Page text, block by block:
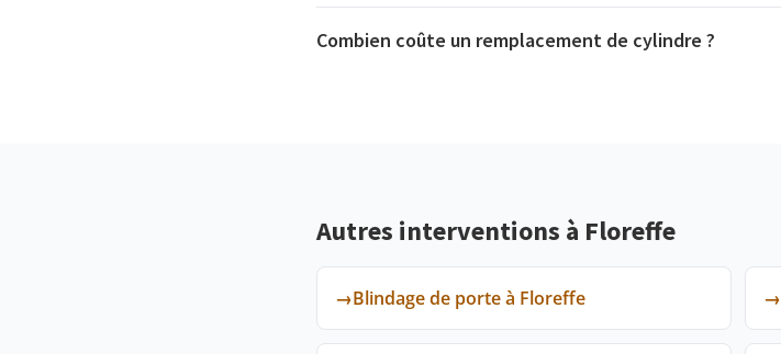
Combien coûte un remplacement de cylindre ?
Autres interventions à Floreffe
→Blindage de porte à Floreffe →